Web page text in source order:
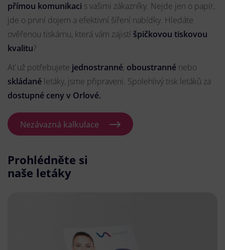
přímou komunikaci s vašimi zákazníky. Nejde jen o papír,
jde o první dojem a efektivní šíření nabídky. Hledáte
ověřenou tiskárnu, která vám zajistí špičkovou tiskovou
kvalitu?
Ať už potřebujete jednostranné, oboustranné nebo
skládané letáky, jsme připraveni. Spolehlivý tisk letáků za
dostupné ceny v Orlové.
Nezávazná kalkulace
Prohlédněte si
naše letáky